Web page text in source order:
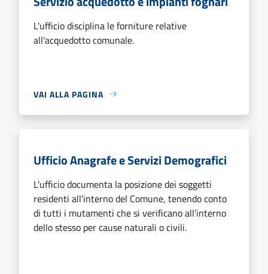
L'ufficio disciplina le forniture relative
all'acquedotto comunale.
VAI ALLA PAGINA
Ufficio Anagrafe e Servizi Demografici
L'ufficio documenta la posizione dei soggetti
residenti all’interno del Comune, tenendo conto
di tutti i mutamenti che si verificano all’interno
dello stesso per cause naturali o civili.